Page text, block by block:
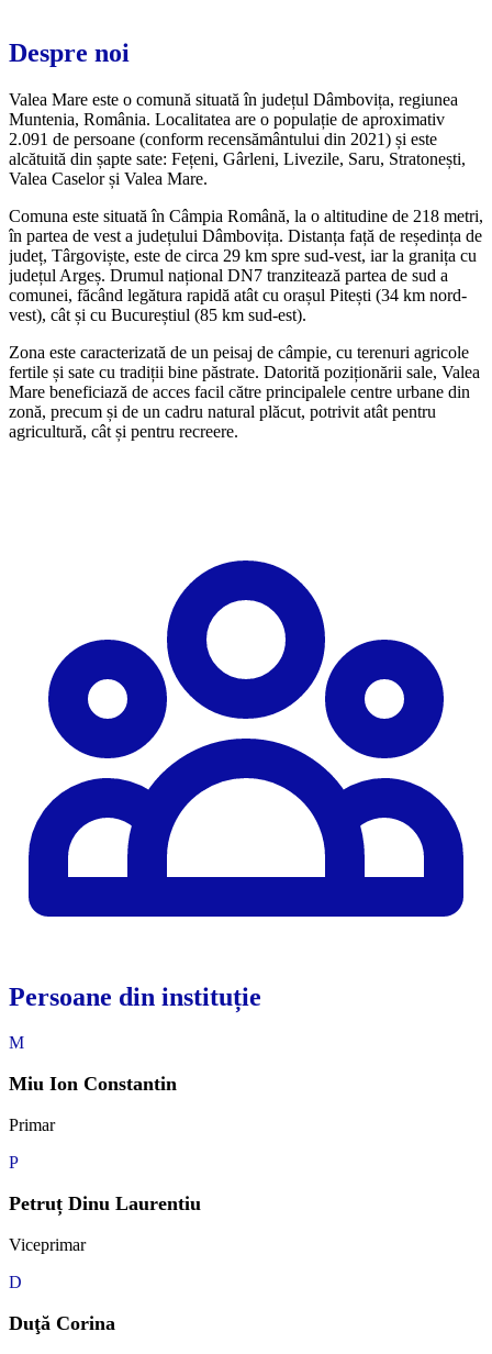
Despre noi
Valea Mare este o comună situată în județul Dâmbovița, regiunea
Muntenia, România. Localitatea are o populație de aproximativ
2.091 de persoane (conform recensământului din 2021) și este
alcătuită din șapte sate: Fețeni, Gârleni, Livezile, Saru, Stratonești,
Valea Caselor și Valea Mare.
Comuna este situată în Câmpia Română, la o altitudine de 218 metri,
în partea de vest a județului Dâmbovița. Distanța față de reședința de
județ, Târgoviște, este de circa 29 km spre sud-vest, iar la granița cu
județul Argeș. Drumul național DN7 tranzitează partea de sud a
comunei, făcând legătura rapidă atât cu orașul Pitești (34 km nord-
vest), cât și cu Bucureștiul (85 km sud-est).
Zona este caracterizată de un peisaj de câmpie, cu terenuri agricole
fertile și sate cu tradiții bine păstrate. Datorită poziționării sale, Valea
Mare beneficiază de acces facil către principalele centre urbane din
zonă, precum și de un cadru natural plăcut, potrivit atât pentru
agricultură, cât și pentru recreere.
Persoane din instituție
M
Miu Ion Constantin
Primar
P
Petruț Dinu Laurentiu
Viceprimar
D
Duţă Corina